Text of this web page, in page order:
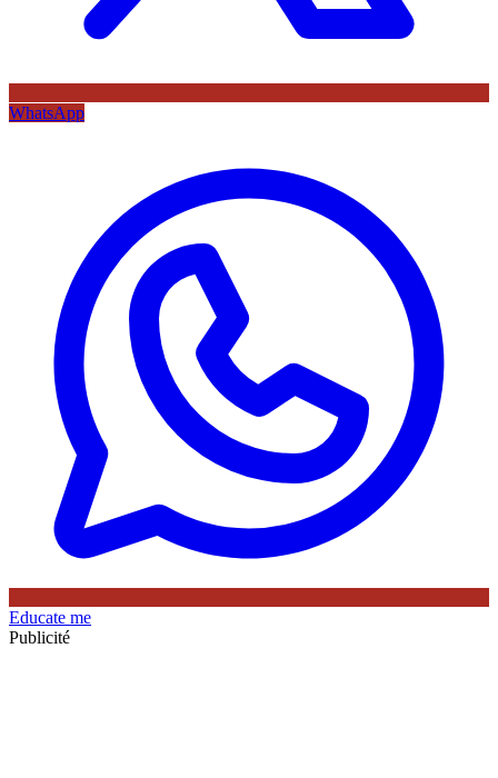
WhatsApp
Educate me
Publicité